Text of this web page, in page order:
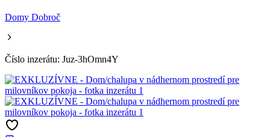
Domy Dobroč
Číslo inzerátu: Juz-3hOmn4Y